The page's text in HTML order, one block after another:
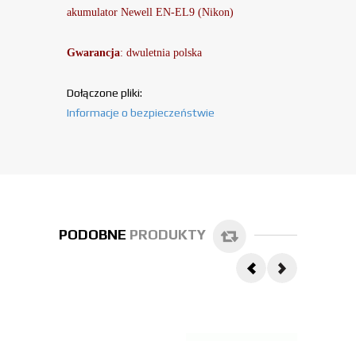
akumulator Newell EN-EL9 (Nikon)
Gwarancja: dwuletnia polska
Dołączone pliki:
Informacje o bezpieczeństwie
PODOBNE PRODUKTY